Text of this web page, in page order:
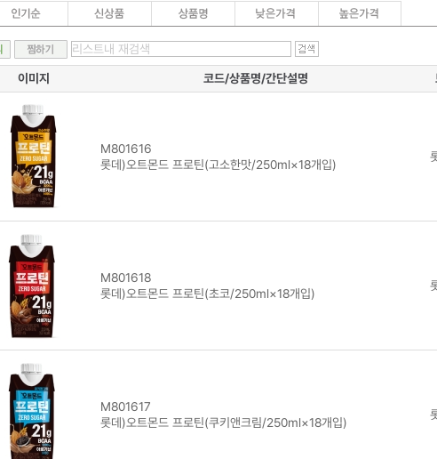
이미지
코드/상품명/간단설명
M801616
롯데)오트몬드 프로틴(고소한맛/250ml×18개입)
M801618
롯데)오트몬드 프로틴(초코/250ml×18개입)
M801617
롯데)오트몬드 프로틴(쿠키앤크림/250ml×18개입)